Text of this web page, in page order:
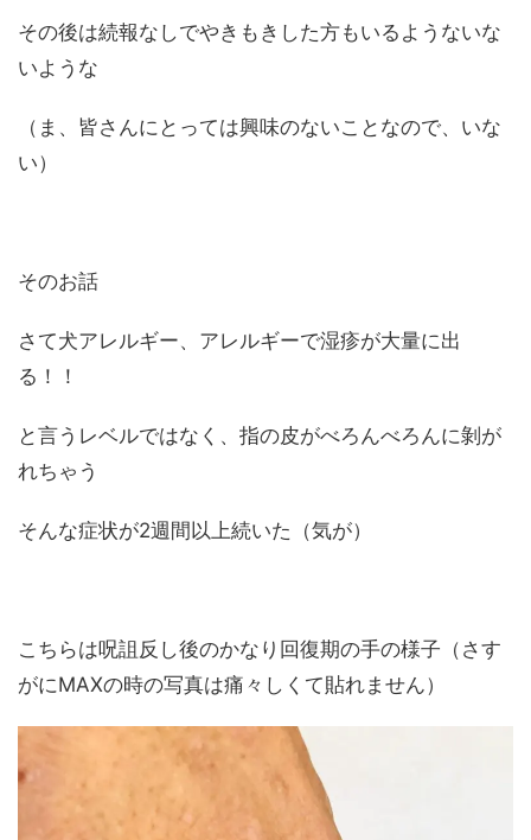
その後は続報なしでやきもきした方もいるようないな
いような
（ま、皆さんにとっては興味のないことなので、いな
い）
そのお話
さて犬アレルギー、アレルギーで湿疹が大量に出
る！！
と言うレベルではなく、指の皮がべろんべろんに剝が
れちゃう
そんな症状が2週間以上続いた（気が）
こちらは呪詛反し後のかなり回復期の手の様子（さす
がにMAXの時の写真は痛々しくて貼れません）